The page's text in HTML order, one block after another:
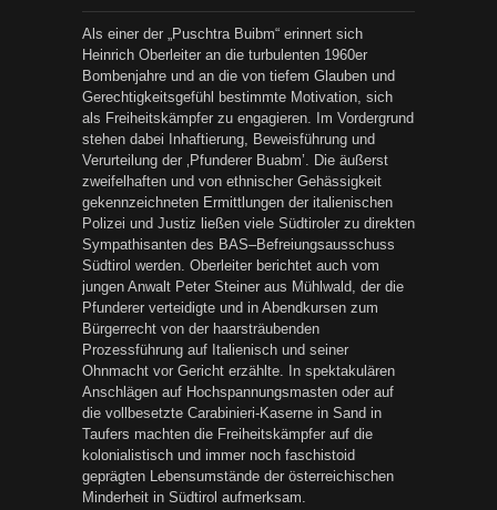
Als einer der „Puschtra Buibm“ erinnert sich
Heinrich Oberleiter an die turbulenten 1960er
Bombenjahre und an die von tiefem Glauben und
Gerechtigkeitsgefühl bestimmte Motivation, sich
als Freiheitskämpfer zu engagieren. Im Vordergrund
stehen dabei Inhaftierung, Beweisführung und
Verurteilung der ‚Pfunderer Buabm’. Die äußerst
zweifelhaften und von ethnischer Gehässigkeit
gekennzeichneten Ermittlungen der italienischen
Polizei und Justiz ließen viele Südtiroler zu direkten
Sympathisanten des BAS–Befreiungsausschuss
Südtirol werden. Oberleiter berichtet auch vom
jungen Anwalt Peter Steiner aus Mühlwald, der die
Pfunderer verteidigte und in Abendkursen zum
Bürgerrecht von der haarsträubenden
Prozessführung auf Italienisch und seiner
Ohnmacht vor Gericht erzählte. In spektakulären
Anschlägen auf Hochspannungsmasten oder auf
die vollbesetzte Carabinieri-Kaserne in Sand in
Taufers machten die Freiheitskämpfer auf die
kolonialistisch und immer noch faschistoid
geprägten Lebensumstände der österreichischen
Minderheit in Südtirol aufmerksam.